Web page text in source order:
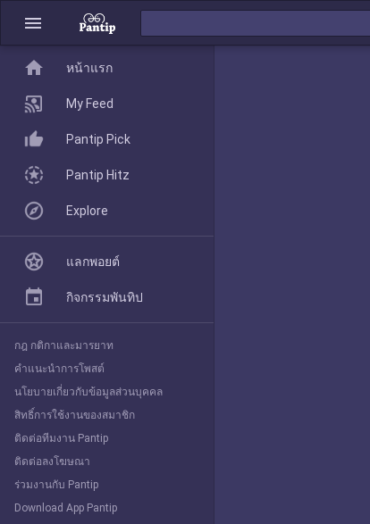
menu
home
Pantip Pick
Explore
home หน้าแรก
My Feed
Pantip Pick
Pantip Hitz
Explore
แลกพอยต์
กิจกรรมพันทิป
กฎ กติกาและมารยาท
คำแนะนำการโพสต์
นโยบายเกี่ยวกับข้อมูลส่วนบุคคล
สิทธิ์การใช้งานของสมาชิก
ติดต่อทีมงาน Pantip
ติดต่อลงโฆษณา
ร่วมงานกับ Pantip
Download App Pantip